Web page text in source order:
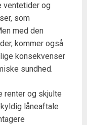
ventetider og
som
med den
kommer også
konsekvenser
sundhed.
renter og skjulte
låneaftale